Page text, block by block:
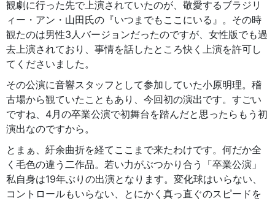
観劇に行った先で上演されていたのが、敬愛するブラジリ
ィー・アン・山田氏の『いつまでもここにいる』。その時
観たのは男性3人バージョンだったのですが、女性版でも過
去上演されており、事情を話したところ快く上演を許可し
てくださいました。
その公演に音響スタッフとして参加していた小原明理。稽
古場から観ていたこともあり、今回初の演出です。すごい
ですね、4月の卒業公演で初舞台を踏んだと思ったらもう初
演出なのですから。
とまぁ、紆余曲折を経てここまで来たわけです。何だか全
く毛色の違う二作品。若い力がぶつかり合う「卒業公演」
私自身は19年ぶりの出演となります。変化球はいらない、
コントロールもいらない、とにかく真っ直ぐのスピードを